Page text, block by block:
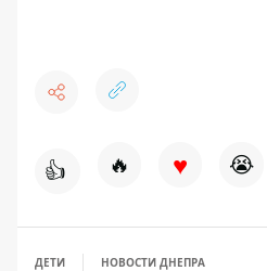
👍 🔥 ♥ 😭
ДЕТИ НОВОСТИ ДНЕПРА